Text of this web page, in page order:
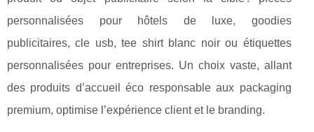
personnalisées pour hôtels de luxe, goodies
publicitaires, cle usb, tee shirt blanc noir ou étiquettes
personnalisées pour entreprises. Un choix vaste, allant
des produits d’accueil éco responsable aux packaging
premium, optimise l’expérience client et le branding.